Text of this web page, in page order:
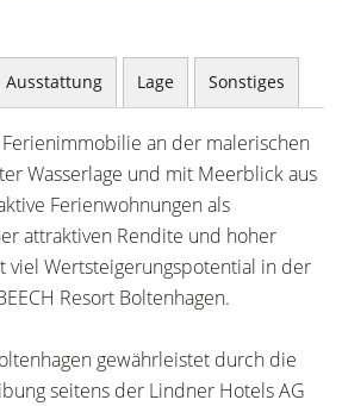
Ausstattung Lage Sonstiges
an der malerischen
Wasserlage und mit Meerblick aus
Ferienwohnungen als
attraktiven Rendite und hoher
viel Wertsteigerungspotential in der
Resort Boltenhagen.
gewährleistet durch die
seitens der Lindner Hotels AG